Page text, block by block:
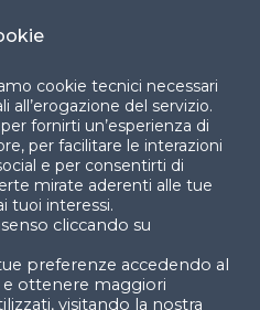
di Milano Dipartimento
cookie tecnici necessari
all’erogazione del servizio.
fornirti un’esperienza di
per facilitare le interazioni
e per consentirti di
mirate aderenti alle tue
tuoi interessi.
cliccando su
preferenze accedendo al
e ottenere maggiori
visitando la nostra